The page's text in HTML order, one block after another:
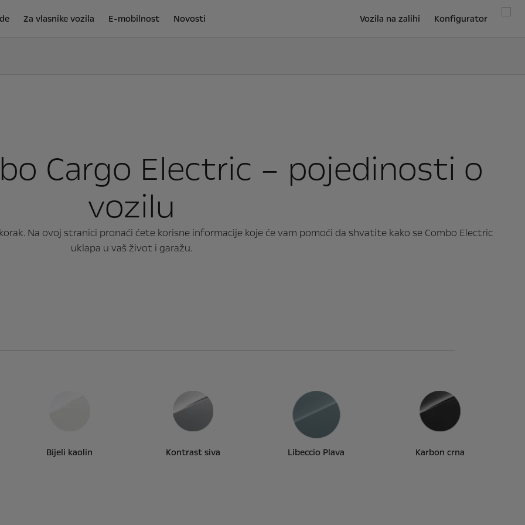
Vozila na zalihi Konfigurator
Za vlasnike vozila E-mobilnost Novosti
Cargo Electric – pojedinosti o
vozilu
Na ovoj stranici pronaći ćete korisne informacije koje će vam pomoći da shvatite kako se Combo Electric
uklapa u vaš život i garažu.
Bijeli kaolin Kontrast siva Libeccio Plava Karbon crna